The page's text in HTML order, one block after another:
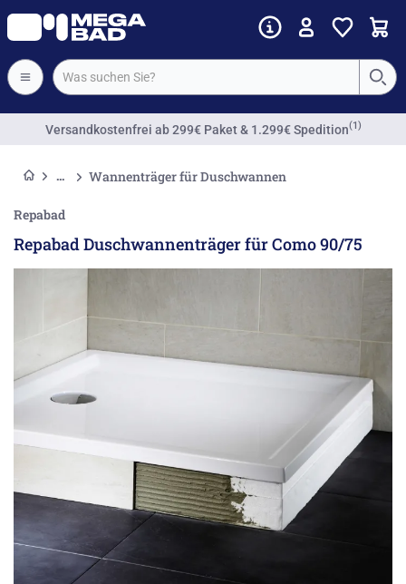
Versandkostenfrei ab 299€ Paket & 1.299€ Spedition(1)
Wannenträger für Duschwannen
Repabad
Repabad Duschwannenträger für Como 90/75